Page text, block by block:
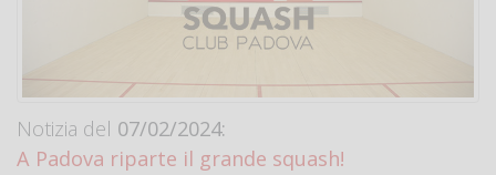
Notizia del 07/02/2024:
A Padova riparte il grande squash!